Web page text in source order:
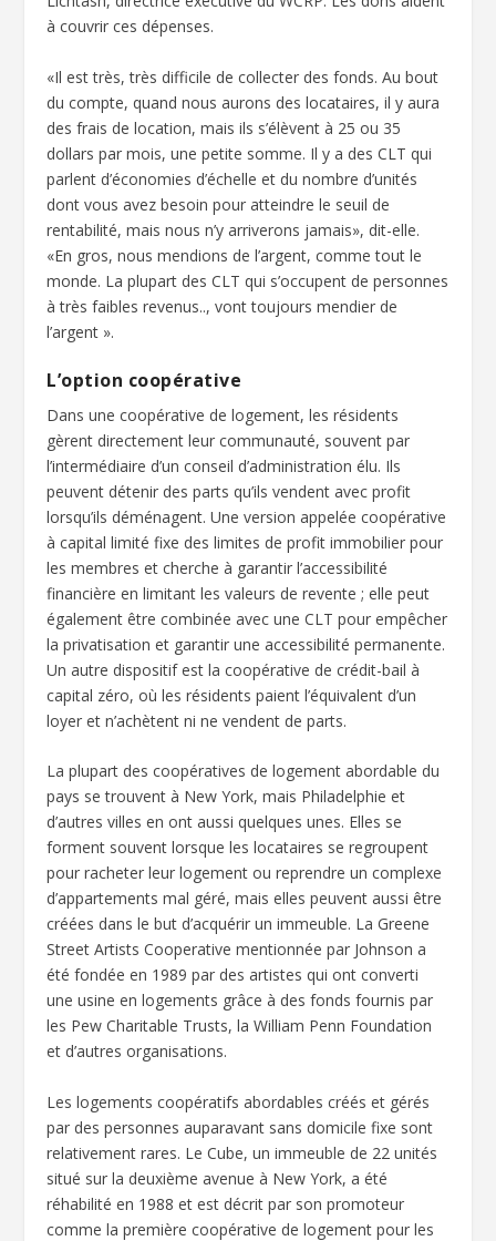
à couvrir ces dépenses.
«Il est très, très difficile de collecter des fonds. Au bout
du compte, quand nous aurons des locataires, il y aura
des frais de location, mais ils s’élèvent à 25 ou 35
dollars par mois, une petite somme. Il y a des CLT qui
parlent d’économies d’échelle et du nombre d’unités
dont vous avez besoin pour atteindre le seuil de
rentabilité, mais nous n’y arriverons jamais», dit-elle.
«En gros, nous mendions de l’argent, comme tout le
monde. La plupart des CLT qui s’occupent de personnes
à très faibles revenus.., vont toujours mendier de
l’argent ».
L’option coopérative
Dans une coopérative de logement, les résidents
gèrent directement leur communauté, souvent par
l’intermédiaire d’un conseil d’administration élu. Ils
peuvent détenir des parts qu’ils vendent avec profit
lorsqu’ils déménagent. Une version appelée coopérative
à capital limité fixe des limites de profit immobilier pour
les membres et cherche à garantir l’accessibilité
financière en limitant les valeurs de revente ; elle peut
également être combinée avec une CLT pour empêcher
la privatisation et garantir une accessibilité permanente.
Un autre dispositif est la coopérative de crédit-bail à
capital zéro, où les résidents paient l’équivalent d’un
loyer et n’achètent ni ne vendent de parts.
La plupart des coopératives de logement abordable du
pays se trouvent à New York, mais Philadelphie et
d’autres villes en ont aussi quelques unes. Elles se
forment souvent lorsque les locataires se regroupent
pour racheter leur logement ou reprendre un complexe
d’appartements mal géré, mais elles peuvent aussi être
créées dans le but d’acquérir un immeuble. La Greene
Street Artists Cooperative mentionnée par Johnson a
été fondée en 1989 par des artistes qui ont converti
une usine en logements grâce à des fonds fournis par
les Pew Charitable Trusts, la William Penn Foundation
et d’autres organisations.
Les logements coopératifs abordables créés et gérés
par des personnes auparavant sans domicile fixe sont
relativement rares. Le Cube, un immeuble de 22 unités
situé sur la deuxième avenue à New York, a été
réhabilité en 1988 et est décrit par son promoteur
comme la première coopérative de logement pour les